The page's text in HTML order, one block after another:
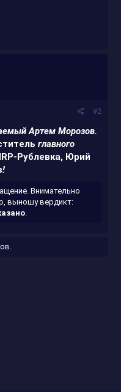
#2
Артем Морозов.
главного
Рублевка, Юрий
!
Внимательно
выношу вердикт: